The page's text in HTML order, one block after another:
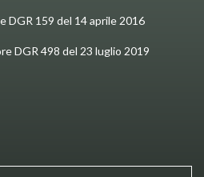
DGR 159 del 14 aprile 2016
DGR 498 del 23 luglio 2019